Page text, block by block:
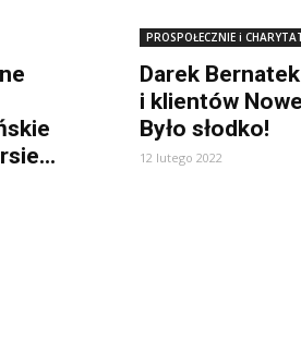
PROSPOŁECZNIE i
Darek
i klientów
Było słodko!
12 lutego 2022